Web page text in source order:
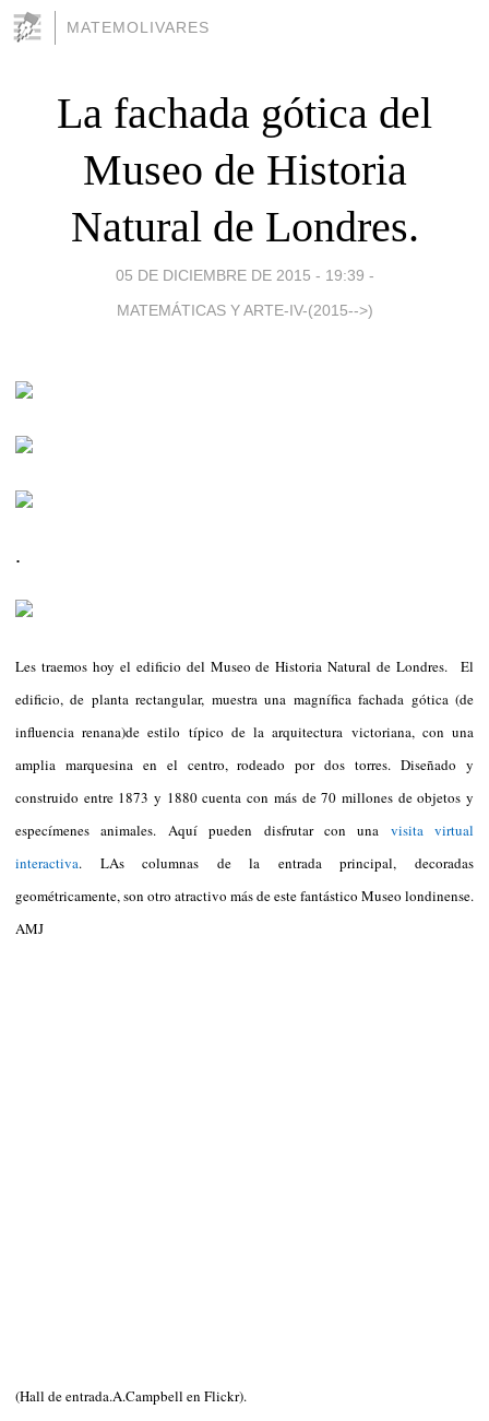
MATEMOLIVARES
La fachada gótica del
Museo de Historia
Natural de Londres.
05 DE DICIEMBRE DE 2015 - 19:39 -
MATEMÁTICAS Y ARTE-IV-(2015-->)
.
Les traemos hoy el edificio del Museo de Historia Natural de Londres. El
edificio, de planta rectangular, muestra una magnífica fachada gótica (de
influencia renana)de estilo típico de la arquitectura victoriana, con una
amplia marquesina en el centro, rodeado por dos torres. Diseñado y
construido entre 1873 y 1880 cuenta con más de 70 millones de objetos y
especímenes animales. Aquí pueden disfrutar con una visita virtual
interactiva. LAs columnas de la entrada principal, decoradas
geométricamente, son otro atractivo más de este fantástico Museo londinense.
AMJ
(Hall de entrada.A.Campbell en Flickr).